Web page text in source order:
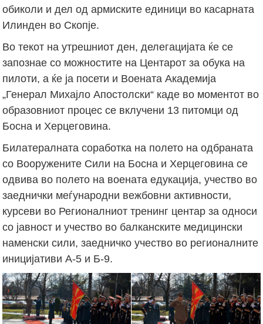
обиколи и дел од армиските единици во касарната
Илинден во Скопје.
Во текот на утрешниот ден, делегацијата ќе се
запознае со можностите на Центарот за обука на
пилоти, а ќе ја посети и Воената Академија
„Генерал Михајло Апостолски“ каде во моментот во
образовниот процес се вклучени 13 питомци од
Босна и Херцеговина.
Билатералната соработка на полето на одбраната
со Вооружените Сили на Босна и Херцеговина се
одвива во полето на воената едукација, учество во
заеднички меѓународни вежбовни активности,
курсеви во Регионалниот тренинг центар за односи
со јавност и учество во балканските медицински
наменски сили, заедничко учество во регионалните
иницијативи А-5 и Б-9.